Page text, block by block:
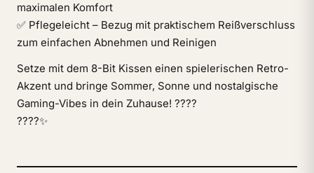
maximalen Komfort
✅ Pflegeleicht – Bezug mit praktischem Reißverschluss
zum einfachen Abnehmen und Reinigen
Setze mit dem 8-Bit Kissen einen spielerischen Retro-
Akzent und bringe Sommer, Sonne und nostalgische
Gaming-Vibes in dein Zuhause! ????
️????✨